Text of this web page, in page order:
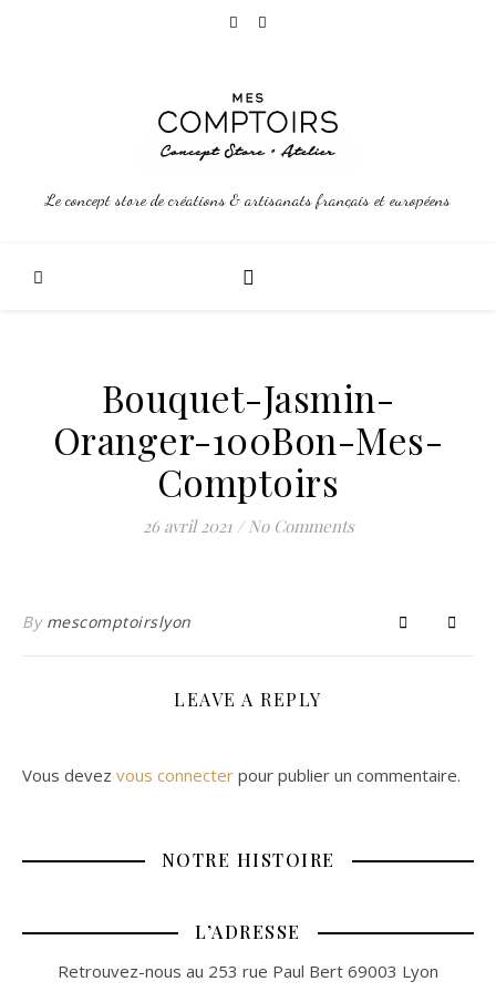
Le concept store de créations & artisanats français et européens
Bouquet-Jasmin-
Oranger-100Bon-Mes-
Comptoirs
26 avril 2021 / No Comments
By mescomptoirslyon
LEAVE A REPLY
Vous devez vous connecter pour publier un commentaire.
NOTRE HISTOIRE
L’ADRESSE
Retrouvez-nous au 253 rue Paul Bert 69003 Lyon